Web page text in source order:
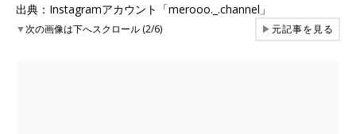
出典：Instagramアカウント「merooo._.channel」
▼次の画像は下へスクロール (2/6) ▶元記事を見る